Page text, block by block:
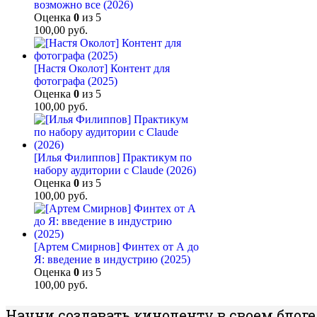
возможно все (2026)
Оценка 0 из 5
100,00 руб.
[Настя Околот] Контент для
фотографа (2025)
Оценка 0 из 5
100,00 руб.
[Илья Филиппов] Практикум по
набору аудитории с Claude (2026)
Оценка 0 из 5
100,00 руб.
[Артем Смирнов] Финтех от А до
Я: введение в индустрию (2025)
Оценка 0 из 5
100,00 руб.